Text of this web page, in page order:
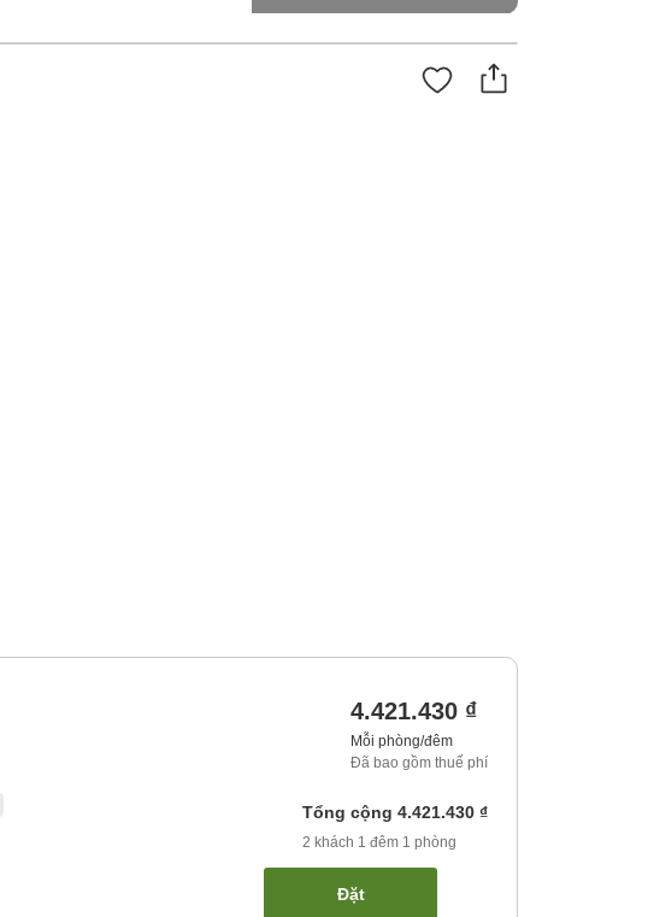
4.421.430 ₫
Mỗi phòng/đêm
Đã bao gồm thuế phí
Tổng cộng 4.421.430 ₫
2 khách 1 đêm 1 phòng
Đặt